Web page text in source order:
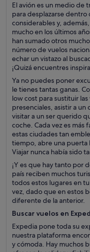
El avión es un medio de
para desplazarse dentro
considerables y,
mucho en los últimos
han sumado otros
número de vuelos
echar un vistazo al
¡Quizá encuentres
Ya no puedes poner
le tienes tantas ganas.
low cost para sustituir
presenciales, asistir a
visitar a un ser querido
coche. Cada vez es más
estas ciudades tan
tiempo, abre una puerta
Viajar nunca había sido
¡Y es que hay tanto por
país reciben muchos
todos estos lugares en
vez, dado que en estos
diferente de la anterior.
Buscar vuelos en
Expedia pone toda su
nuestra plataforma
y cómoda. Hay muchos